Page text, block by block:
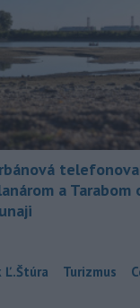
a Tarabom
Ľ.Štúra Turizmus